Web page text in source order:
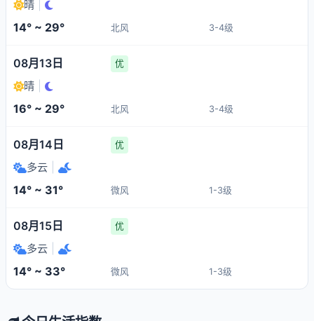
晴
14° ~ 29° 北风 3-4级
08月13日 优
晴
16° ~ 29° 北风 3-4级
08月14日 优
多云
14° ~ 31° 微风 1-3级
08月15日 优
多云
14° ~ 33° 微风 1-3级